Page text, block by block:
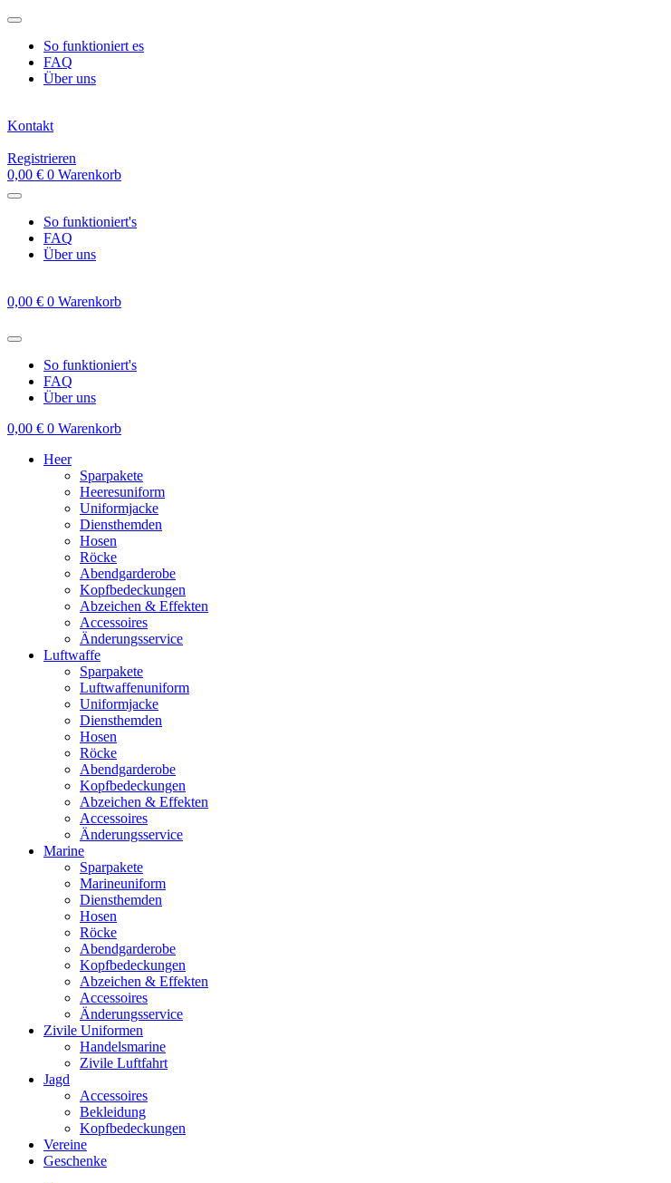
Zum
springenSo funktioniert es
FAQ
Über uns
Kontakt
Registrieren
0,00 € 0 Warenkorb
So funktioniert's
FAQ
Über uns
0,00 € 0 Warenkorb
So funktioniert's
FAQ
Über uns
0,00 € 0 Warenkorb
Heer
Sparpakete
Heeresuniform
Uniformjacke
Diensthemden
Hosen
Röcke
Abendgarderobe
Kopfbedeckungen
Abzeichen & Effekten
Accessoires
Änderungsservice
Luftwaffe
Sparpakete
Luftwaffenuniform
Uniformjacke
Diensthemden
Hosen
Röcke
Abendgarderobe
Kopfbedeckungen
Abzeichen & Effekten
Accessoires
Änderungsservice
Marine
Sparpakete
Marineuniform
Diensthemden
Hosen
Röcke
Abendgarderobe
Kopfbedeckungen
Abzeichen & Effekten
Accessoires
Änderungsservice
Zivile Uniformen
Handelsmarine
Zivile Luftfahrt
Jagd
Accessoires
Bekleidung
Kopfbedeckungen
Vereine
Geschenke